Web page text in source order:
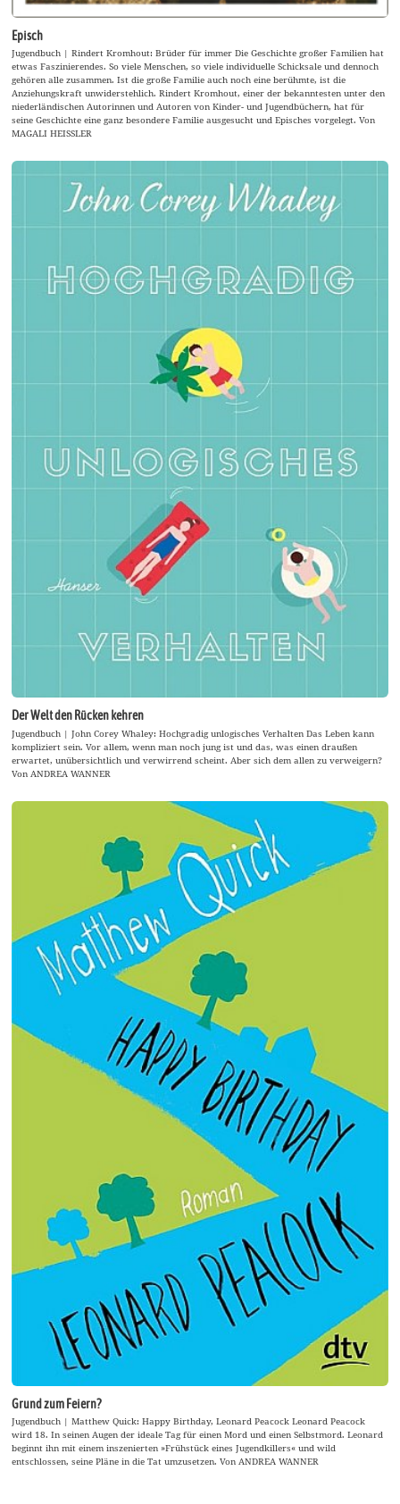
Episch
Jugendbuch | Rindert Kromhout: Brüder für immer Die Geschichte großer Familien hat
etwas Faszinierendes. So viele Menschen, so viele individuelle Schicksale und dennoch
gehören alle zusammen. Ist die große Familie auch noch eine berühmte, ist die
Anziehungskraft unwiderstehlich. Rindert Kromhout, einer der bekanntesten unter den
niederländischen Autorinnen und Autoren von Kinder- und Jugendbüchern, hat für
seine Geschichte eine ganz besondere Familie ausgesucht und Episches vorgelegt. Von
MAGALI HEISSLER
Der Welt den Rücken kehren
Jugendbuch | John Corey Whaley: Hochgradig unlogisches Verhalten Das Leben kann
kompliziert sein. Vor allem, wenn man noch jung ist und das, was einen draußen
erwartet, unübersichtlich und verwirrend scheint. Aber sich dem allen zu verweigern?
Von ANDREA WANNER
Grund zum Feiern?
Jugendbuch | Matthew Quick: Happy Birthday, Leonard Peacock Leonard Peacock
wird 18. In seinen Augen der ideale Tag für einen Mord und einen Selbstmord. Leonard
beginnt ihn mit einem inszenierten »Frühstück eines Jugendkillers« und wild
entschlossen, seine Pläne in die Tat umzusetzen. Von ANDREA WANNER